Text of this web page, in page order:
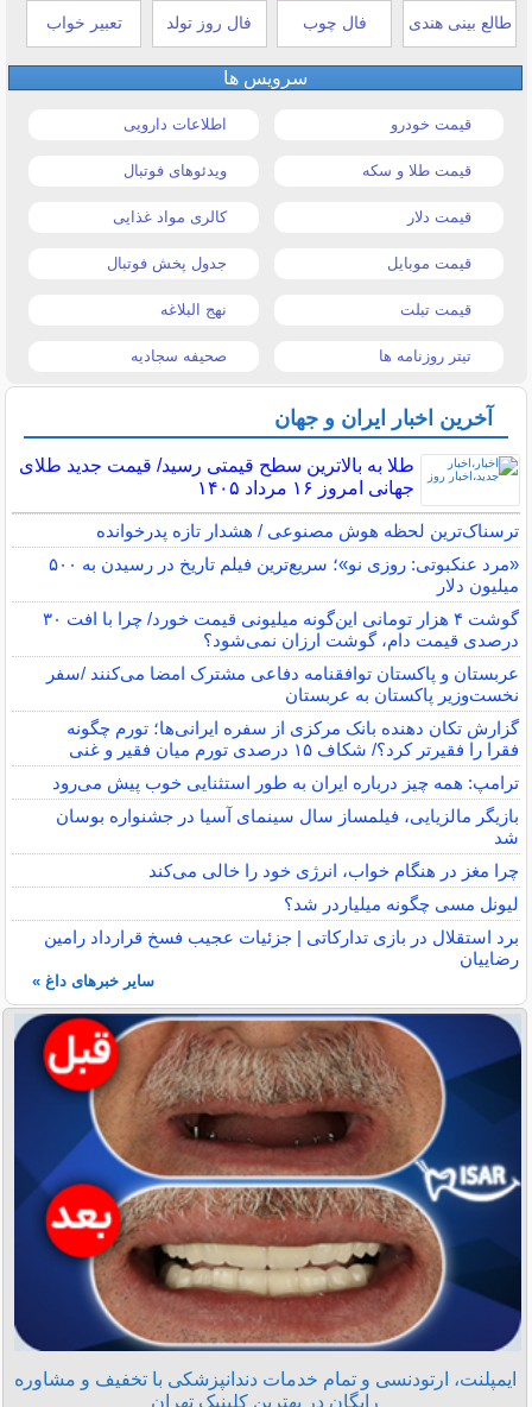
طالع بینی هندی فال چوب فال روز تولد تعبیر خواب
سرویس ها
قیمت خودرو اطلاعات دارویی
قیمت طلا و سکه ویدئوهای فوتبال
قیمت دلار کالری مواد غذایی
قیمت موبایل جدول پخش فوتبال
قیمت تبلت نهج البلاغه
تیتر روزنامه ها صحیفه سجادیه
آخرین اخبار ایران و جهان
طلا به بالاترین سطح قیمتی رسید/ قیمت جدید طلای
جهانی امروز ۱۶ مرداد ۱۴۰۵
ترسناک‌ترین لحظه هوش مصنوعی / هشدار تازه پدرخوانده
«مرد عنکبوتی: روزی نو»؛ سریع‌ترین فیلم تاریخ در رسیدن به ۵۰۰
میلیون دلار
گوشت ۴ هزار تومانی این‌گونه میلیونی قیمت خورد/ چرا با افت ۳۰
درصدی قیمت دام، گوشت ارزان نمی‌شود؟
عربستان و پاکستان توافقنامه دفاعی مشترک امضا می‌کنند /سفر
نخست‌وزیر پاکستان به عربستان
گزارش تکان‌ دهنده بانک مرکزی از سفره ایرانی‌ها؛ تورم چگونه
فقرا را فقیرتر کرد؟/ شکاف ۱۵ درصدی تورم میان فقیر و غنی
ترامپ: همه چیز درباره ایران به طور استثنایی خوب پیش می‌رود
بازیگر مالزیایی، فیلمساز سال سینمای آسیا در جشنواره بوسان
شد
چرا مغز در هنگام خواب، انرژی خود را خالی می‌کند
لیونل مسی چگونه میلیاردر شد؟
برد استقلال در بازی تدارکاتی | جزئیات عجیب فسخ قرارداد رامین
رضاییان
سایر خبرهای داغ »
ایمپلنت، ارتودنسی و تمام خدمات دندانپزشکی با تخفیف و مشاوره
رایگان در بهترین کلینیک تهران